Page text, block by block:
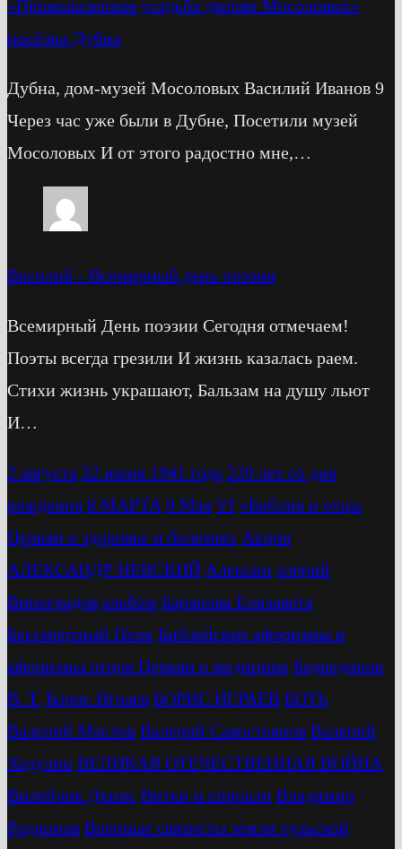
«Промышленная усадьба дворян Мосоловых»
посёлка Дубна
Дубна, дом-музей Мосоловых Василий Иванов 9
Через час уже были в Дубне, Посетили музей
Мосоловых И от этого радостно мне,…
Василий - Всемирный день поэзии
Всемирный День поэзии Сегодня отмечаем!
Поэты всегда грезили И жизнь казалась раем.
Стихи жизнь украшают, Бальзам на душу льют
И…
2 августа 22 июня 1941 года 220 лет со дня
рождения 8 МАРТА 9 Мая Vf »Библия и отцы
Церкви о здоровье и болезнях Акция
АЛЕКСАНДР НЕВСКИЙ Алексин алерий
Виноградов альбом Баранова Елизавета
Бессмертный Полк Библейские афоризмы и
афоризмы отцов Церкви о медицине Бодрединов
В. Т. Бориc Играев БОРИС ИГРАЕВ БОТЬ
Валерий Маслов Валерий Савостьянов Валерий
Ходулин ВЕЛИКАЯ ОТЕЧЕСТВЕННАЯ ВОЙНА
Вилейчик Денис Витки и спирали Владимир
Родионов Военные связисты земли тульской